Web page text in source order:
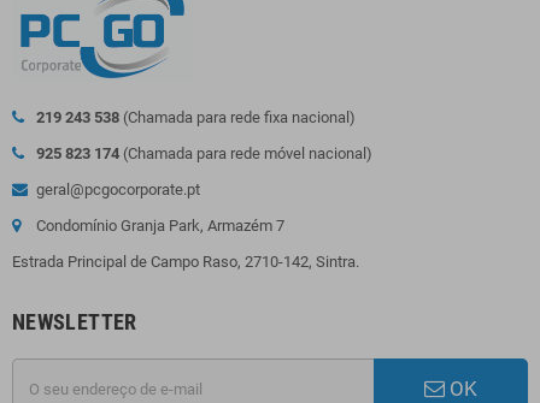
219 243 538 (Chamada para rede fixa nacional)
925 823 174 (Chamada para rede móvel nacional)
geral@pcgocorporate.pt
Condomínio Granja Park, Armazém 7
Estrada Principal de Campo Raso, 2710-142, Sintra.
NEWSLETTER
OK